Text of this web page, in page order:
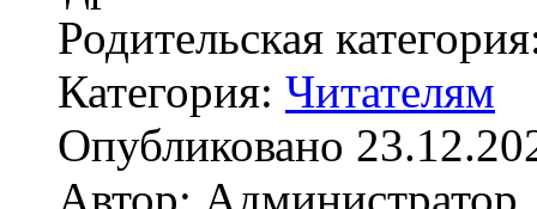
Родительская
Категория: Читателям
Опубликовано
Автор: Администратор